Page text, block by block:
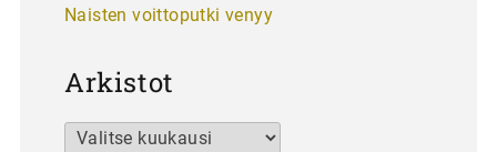
Naisten voittoputki venyy
Arkistot
Arkistot